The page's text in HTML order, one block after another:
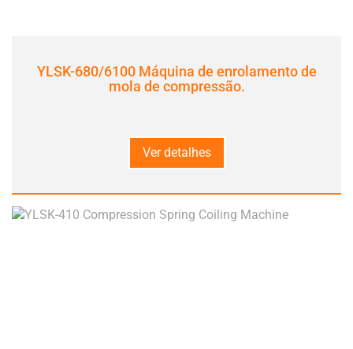
YLSK-680/6100 Máquina de enrolamento de
mola de compressão.
Ver detalhes